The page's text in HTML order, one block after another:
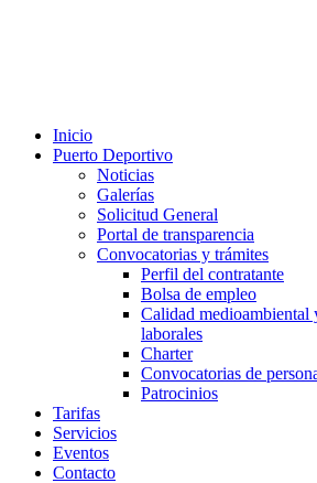
Inicio
Puerto Deportivo
Noticias
Galerías
Solicitud General
Portal de transparencia
Convocatorias y trámites
Perfil del contratante
Bolsa de empleo
Calidad medioambiental
laborales
Charter
Convocatorias de
Patrocinios
Tarifas
Servicios
Eventos
Contacto